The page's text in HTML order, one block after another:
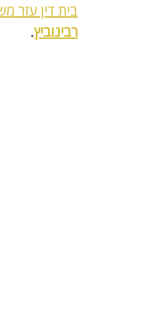
בית דין עזר
רבינוביץ.